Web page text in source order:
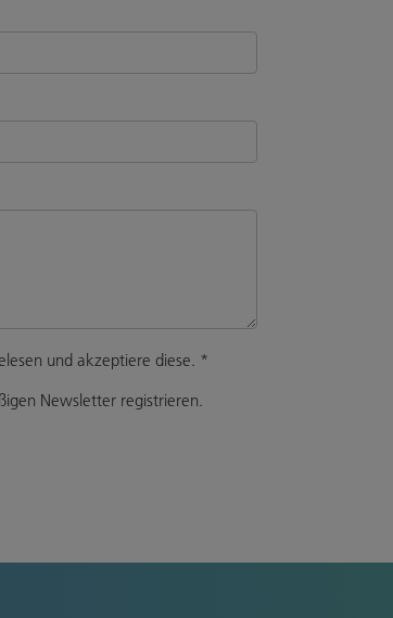
und akzeptiere diese. *
Newsletter registrieren.